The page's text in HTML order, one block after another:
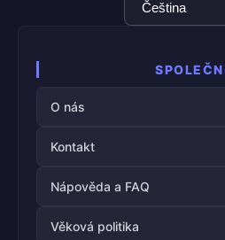
jazyka
O nás
Kontakt
Nápověda a FAQ
Věková politika